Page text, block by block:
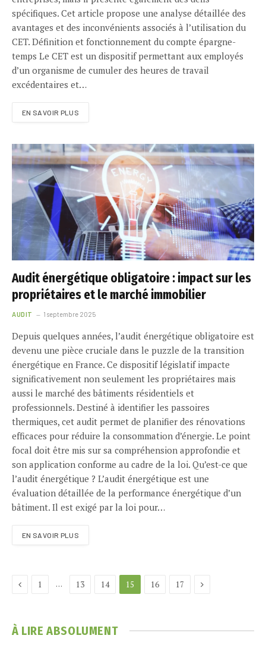
spécifiques. Cet article propose une analyse détaillée des
avantages et des inconvénients associés à l’utilisation du
CET. Définition et fonctionnement du compte épargne-
temps Le CET est un dispositif permettant aux employés
d’un organisme de cumuler des heures de travail
excédentaires et…
EN SAVOIR PLUS
Audit énergétique obligatoire : impact sur les
propriétaires et le marché immobilier
AUDIT 1 septembre 2025
Depuis quelques années, l’audit énergétique obligatoire est
devenu une pièce cruciale dans le puzzle de la transition
énergétique en France. Ce dispositif législatif impacte
significativement non seulement les propriétaires mais
aussi le marché des bâtiments résidentiels et
professionnels. Destiné à identifier les passoires
thermiques, cet audit permet de planifier des rénovations
efficaces pour réduire la consommation d’énergie. Le point
focal doit être mis sur sa compréhension approfondie et
son application conforme au cadre de la loi. Qu’est-ce que
l’audit énergétique ? L’audit énergétique est une
évaluation détaillée de la performance énergétique d’un
bâtiment. Il est exigé par la loi pour…
EN SAVOIR PLUS
Previous
1 … 13 14 15 16 17 Next
À LIRE ABSOLUMENT